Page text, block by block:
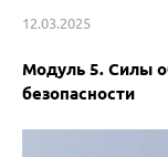
12.03.2025
Модуль 5. Силы
безопасности